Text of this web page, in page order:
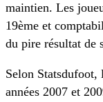
maintien. Les
19ème et
du pire résultat de
Selon Statsdufoot,
années 2007 et